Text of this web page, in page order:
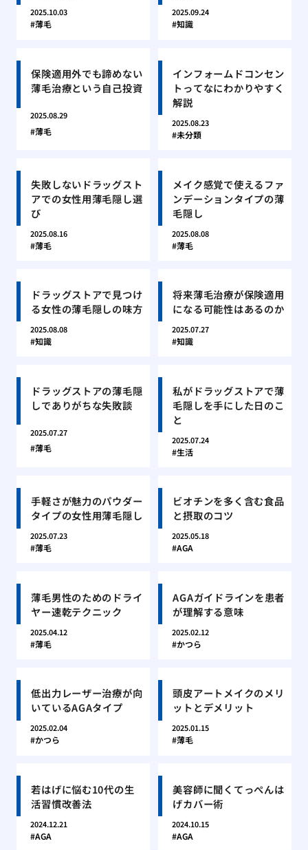
2025.10.03
薄毛
2025.09.24
知識
保険適用外でも諦めない
薄毛治療という自己投資
2025.08.29
薄毛
インフォームドコンセン
トってなにわかりやすく
解説
2025.08.23
未分類
失敗しないドラッグスト
アでの女性用薄毛隠し選
び
2025.08.16
薄毛
メイク感覚で使えるファ
ンデーションタイプの薄
毛隠し
2025.08.08
薄毛
ドラッグストアで見つけ
る女性の薄毛隠しの味方
2025.08.08
知識
将来薄毛治療が保険適用
になる可能性はあるのか
2025.07.27
知識
ドラッグストアの薄毛隠
しでありがちな失敗談
2025.07.27
薄毛
私がドラッグストアで薄
毛隠しを手にした日のこ
と
2025.07.24
生活
手軽さが魅力のパウダー
タイプの女性用薄毛隠し
2025.07.23
薄毛
ビオチンを多く含む食品
と摂取のコツ
2025.05.18
AGA
薄毛男性のためのドライ
ヤー速乾テクニック
2025.04.12
薄毛
AGAガイドラインを患者
が理解する意味
2025.02.12
かつら
低出力レーザー治療が向
いているAGAタイプ
2025.02.04
かつら
頭皮アートメイクのメリ
ットとデメリット
2025.01.15
薄毛
若はげに悩む10代の生
活習慣改善法
2024.12.21
AGA
美容師に聞くてっぺんは
げカバー術
2024.10.15
AGA